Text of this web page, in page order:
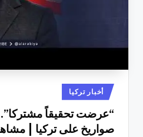
نُشر
في
أخبار تركيا
“عرضت تحقيقاً
صواريخ على تركيا |